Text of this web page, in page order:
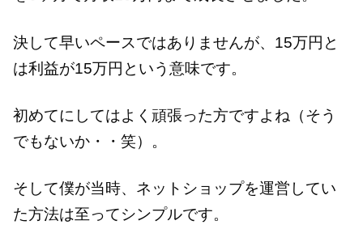
決して早いペースではありませんが、15万円と
は利益が15万円という意味です。
初めてにしてはよく頑張った方ですよね（そう
でもないか・・笑）。
そして僕が当時、ネットショップを運営してい
た方法は至ってシンプルです。